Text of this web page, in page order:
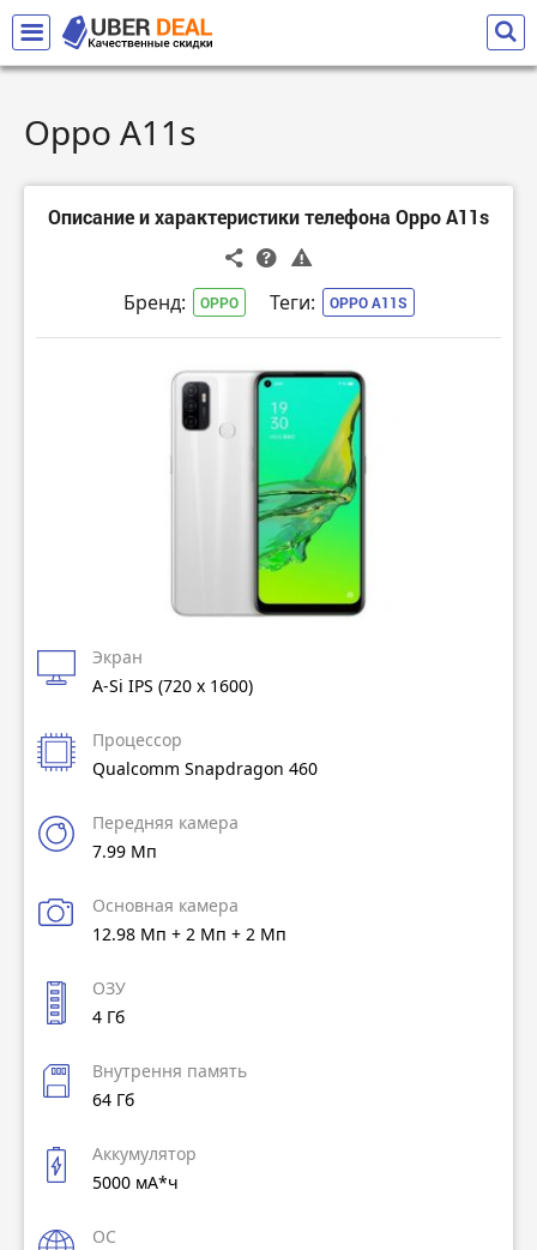
Oppo A11s
Описание и характеристики телефона Oppo A11s
Бренд: OPPO Теги: OPPO A11S
Экран
A-Si IPS (720 x 1600)
Процессор
Qualcomm Snapdragon 460
Передняя камера
7.99 Мп
Основная камера
12.98 Мп + 2 Мп + 2 Мп
ОЗУ
4 Гб
Внутрення память
64 Гб
Аккумулятор
5000 мА*ч
ОС